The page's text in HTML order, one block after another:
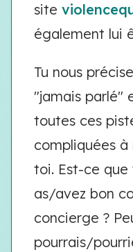
site
également lui
Tu nous
"jamais parlé"
toutes ces
compliquées
toi. Est-ce
as/avez bon
concierge ?
pourrais/